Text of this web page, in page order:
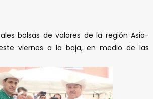
bolsas de valores de la región Asia-
viernes a la baja, en medio de las